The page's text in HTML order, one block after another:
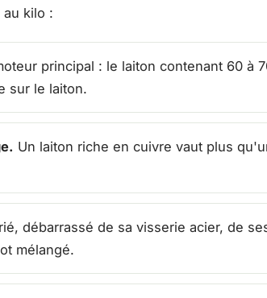
kilo :
principal : le laiton contenant 60 à
sur le laiton.
Un laiton riche en cuivre vaut plus
débarrassé de sa visserie acier, de
mélangé.